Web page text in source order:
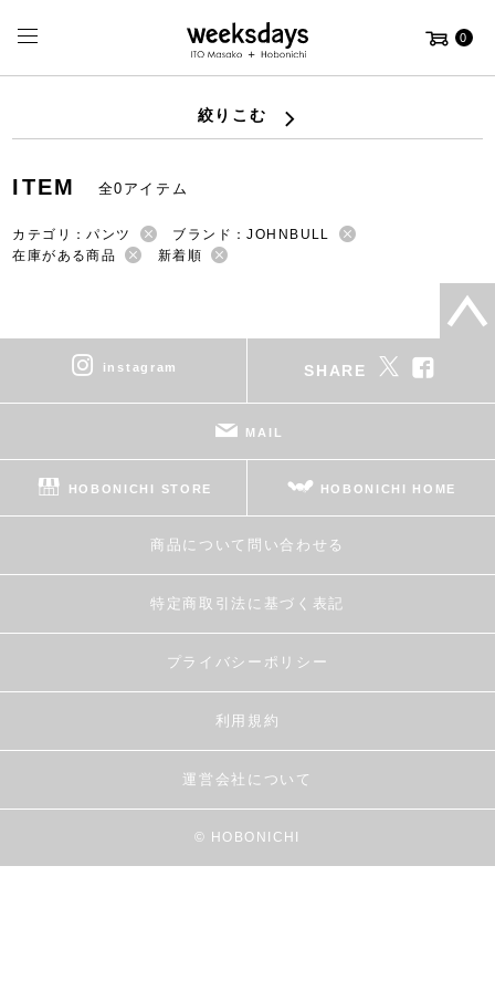
0
絞りこむ
ITEM 全0アイテム
カテゴリ：パンツ
ブランド：JOHNBULL
在庫がある商品
新着順
instagram SHARE
MAIL
HOBONICHI STORE HOBONICHI HOME
商品について問い合わせる
特定商取引法に基づく表記
プライバシーポリシー
利用規約
運営会社について
© HOBONICHI